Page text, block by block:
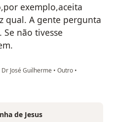
exemplo,aceita
qual. A gente pergunta
não tivesse
José Guilherme • Outro •
de Jesus